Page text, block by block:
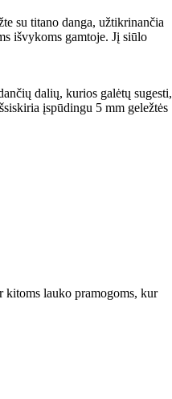
su titano danga, užtikrinančia
išvykoms gamtoje. Jį siūlo
dalių, kurios galėtų sugesti,
įspūdingu 5 mm geležtės
lauko pramogoms, kur